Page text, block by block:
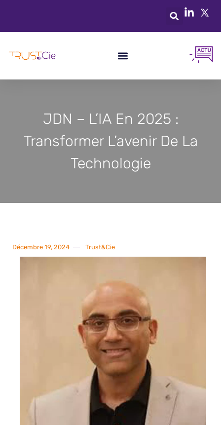
JDN – L’IA En 2025 :
Transformer L’avenir De La
Technologie
Décembre 19, 2024 Trust&Cie